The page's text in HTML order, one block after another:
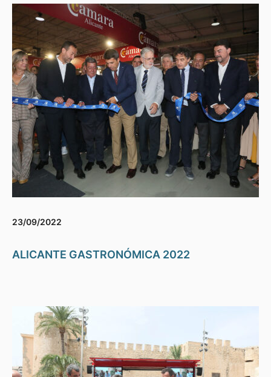
23/09/2022
ALICANTE GASTRONÓMICA 2022